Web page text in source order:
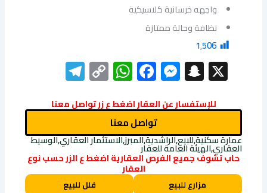
واجهه خرسانية كلاسيكية
نظافة وحالة ممتازة
1٬506
X
Snapchat
Messenger
Facebook
WhatsApp
Copy
Link
للإستفسار عن العقار اضغط ع زر تواصل معنا
تواصل معنا
عمارة سكنية,للبيع,الراشدية,المبرز,الاستثمار العقاري,الوسيط
العقاري,الهيئة العامة للعقار
حاب تشوف جميع الفرص العقارية اضغط ع الزر حسب نوع
العقار
مزارع للبيع فلل للبيع